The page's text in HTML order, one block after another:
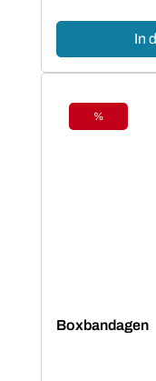
In
Rabatt
%
Boxbandagen